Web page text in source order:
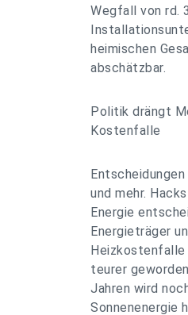
Wegfall von rd.
heimischen
abschätzbar.
Politik drängt
Kostenfalle
und mehr.
Energie
Energieträger
Heizkostenfalle
teurer
Jahren wird
Sonnenenergie